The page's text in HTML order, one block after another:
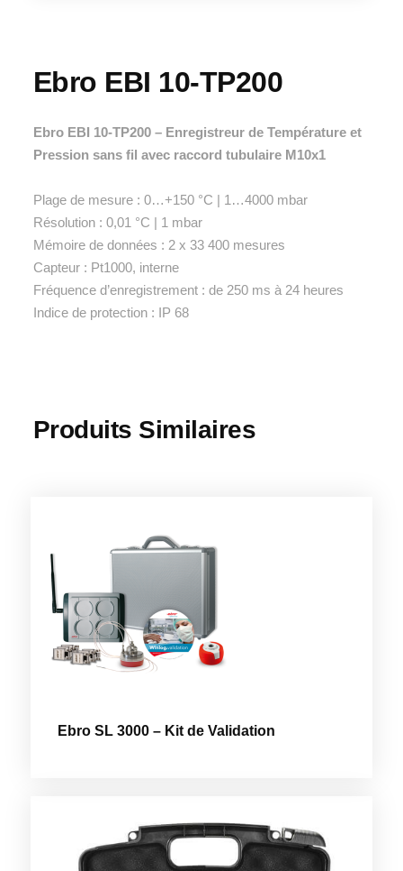
Ebro EBI 10-TP200
Ebro EBI 10-TP200 – Enregistreur de Température et
Pression sans fil avec raccord tubulaire M10x1
Plage de mesure : 0…+150 °C | 1…4000 mbar
Résolution : 0,01 °C | 1 mbar
Mémoire de données : 2 x 33 400 mesures
Capteur : Pt1000, interne
Fréquence d’enregistrement : de 250 ms à 24 heures
Indice de protection : IP 68
Produits Similaires
Ebro SL 3000 – Kit de Validation